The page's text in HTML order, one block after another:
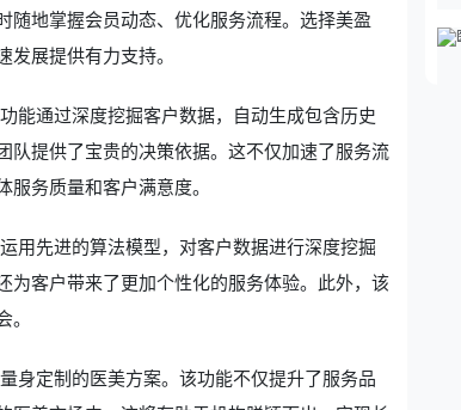
随地掌握会员动态、优化服务流程。选择美盈
展提供有力支持。
能通过深度挖掘客户数据，自动生成包含历史
队提供了宝贵的决策依据。这不仅加速了服务流
务质量和客户满意度。
用先进的算法模型，对客户数据进行深度挖掘
为客户带来了更加个性化的服务体验。此外，该
身定制的医美方案。该功能不仅提升了服务品